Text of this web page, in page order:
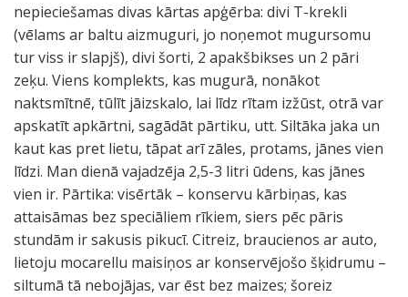
nepieciešamas divas kārtas apģērba: divi T-krekli
(vēlams ar baltu aizmuguri, jo noņemot mugursomu
tur viss ir slapjš), divi šorti, 2 apakšbikses un 2 pāri
zeķu. Viens komplekts, kas mugurā, nonākot
naktsmītnē, tūlīt jāizskalo, lai līdz rītam izžūst, otrā var
apskatīt apkārtni, sagādāt pārtiku, utt. Siltāka jaka un
kaut kas pret lietu, tāpat arī zāles, protams, jānes vien
līdzi. Man dienā vajadzēja 2,5-3 litri ūdens, kas jānes
vien ir. Pārtika: visērtāk – konservu kārbiņas, kas
attaisāmas bez speciāliem rīkiem, siers pēc pāris
stundām ir sakusis pikucī. Citreiz, braucienos ar auto,
lietoju mocarellu maisiņos ar konservējošo šķidrumu –
siltumā tā nebojājas, var ēst bez maizes; šoreiz